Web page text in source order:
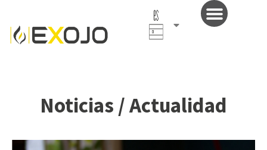
Español
(España)
Noticias / Actualidad